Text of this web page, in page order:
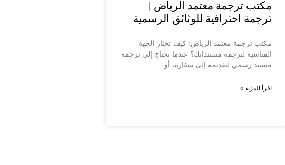
مكتب ترجمة معتمد الرياض |
ترجمة احترافية للوثائق الرسمية
مكتب ترجمة معتمد الرياض: كيف تختار الجهة
المناسبة لترجمة مستنداتك؟ عندما تحتاج إلى ترجمة
مستند رسمي لتقديمه إلى سفارة، أو
اقرأ المزيد »